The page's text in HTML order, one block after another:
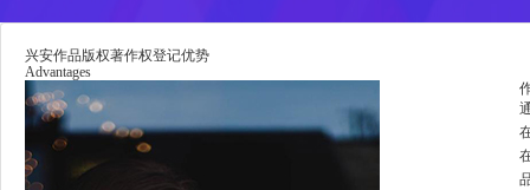
兴安作品版权著作权登记优势
Advantages